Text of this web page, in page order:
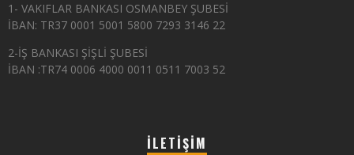
1- VAKIFLAR BANKASI OSMANBEY ŞUBESİ
İBAN: TR37 0001 5001 5800 7293 3146 22
2-İŞ BANKASI ŞİŞLİ ŞUBESİ
İBAN :TR74 0006 4000 0011 0511 7003 52
İLETIŞIM